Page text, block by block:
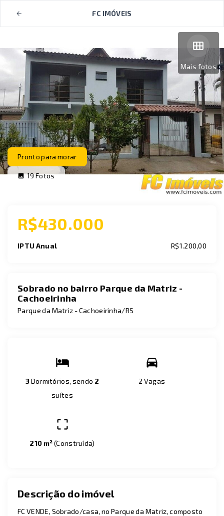
FC IMÓVEIS
Mais fotos
Pronto para morar
19Fotos
R$430.000
IPTU Anual R$1.200,00
Sobrado no bairro Parque da Matriz -
Cachoeirinha
Parque da Matriz - Cachoeirinha/RS
3Dormitórios, sendo 2
suítes
2 Vagas
210 m²(Construída)
Descrição do imóvel
FC VENDE, Sobrado/casa, no Parque da Matriz, composto